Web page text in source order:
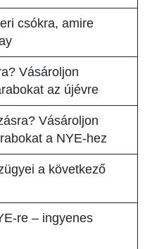
csókra, amire
Vásároljon
az újévre
Vásároljon
a NYE-hez
a következő
re – ingyenes